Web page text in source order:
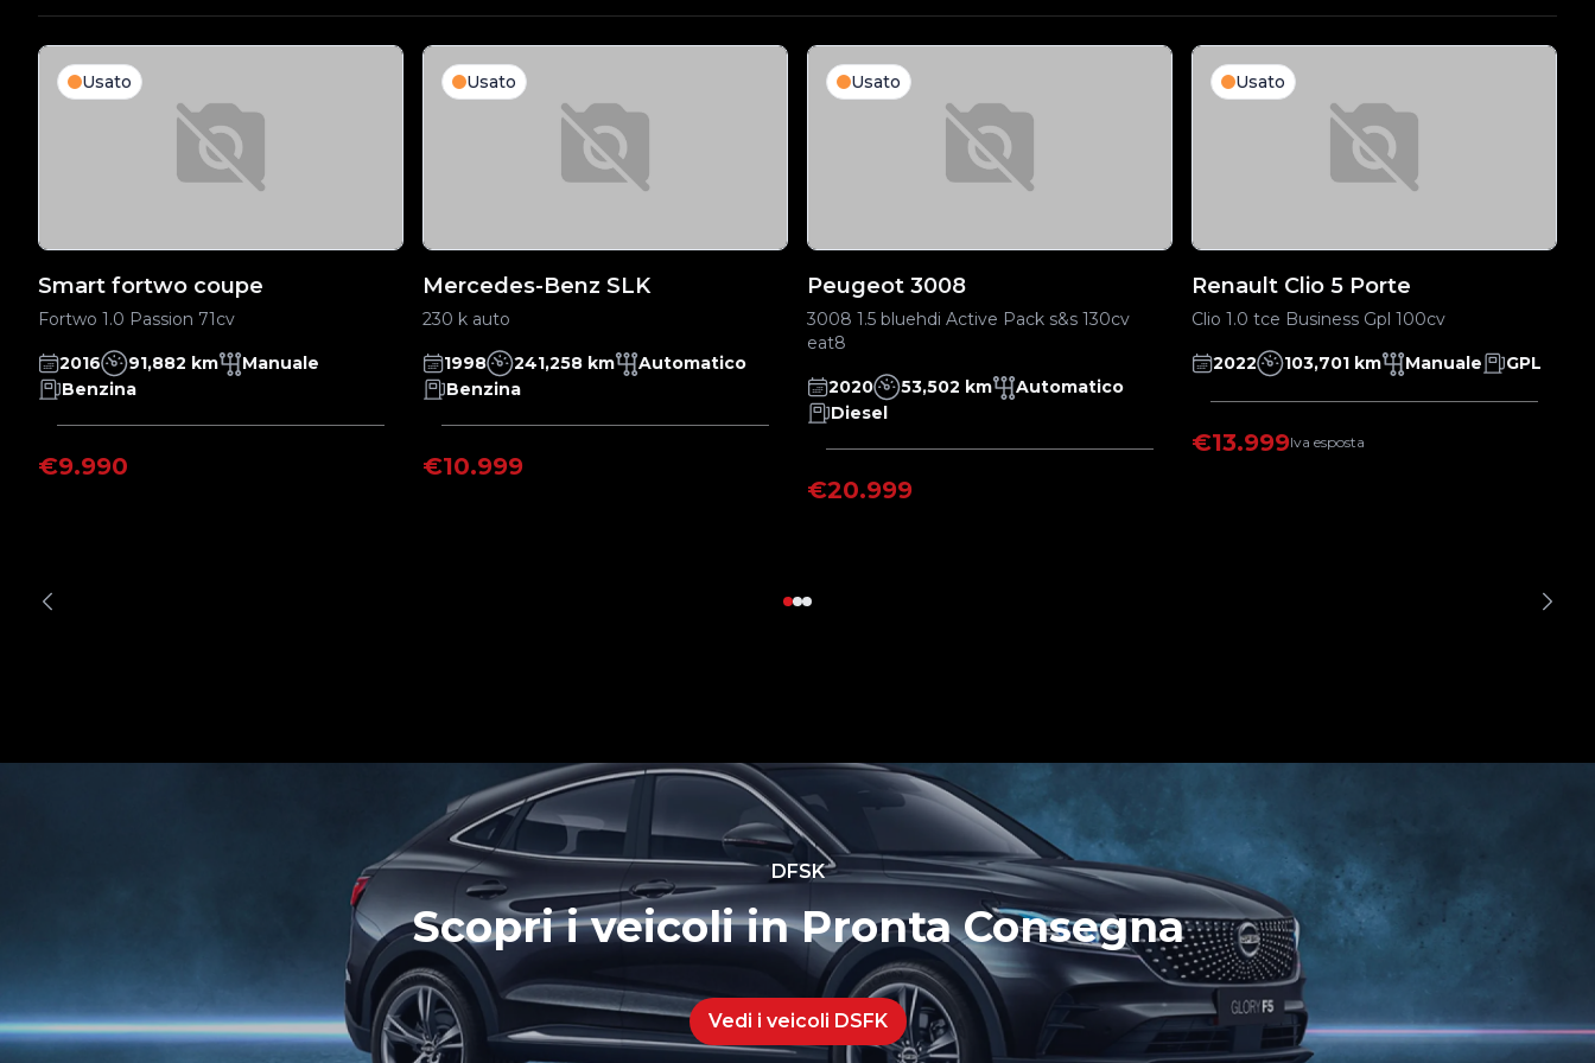
Usato
Smart fortwo coupe
Fortwo 1.0 Passion 71cv
2016 91,882 km
Manuale
Benzina
€9.990
Usato
Mercedes-Benz SLK
230 k auto
1998 241,258 km
Automatico
Benzina
€10.999
Usato
Peugeot 3008
3008 1.5 bluehdi Active Pack s&s 130cv
eat8
2020 53,502 km
Automatico
Diesel
€20.999
Usato
Renault Clio 5 Porte
Clio 1.0 tce Business Gpl 100cv
2022 103,701 km Manuale GPL
€13.999Iva esposta
DFSK
Scopri i veicoli in Pronta Consegna
Vedi i veicoli DSFK